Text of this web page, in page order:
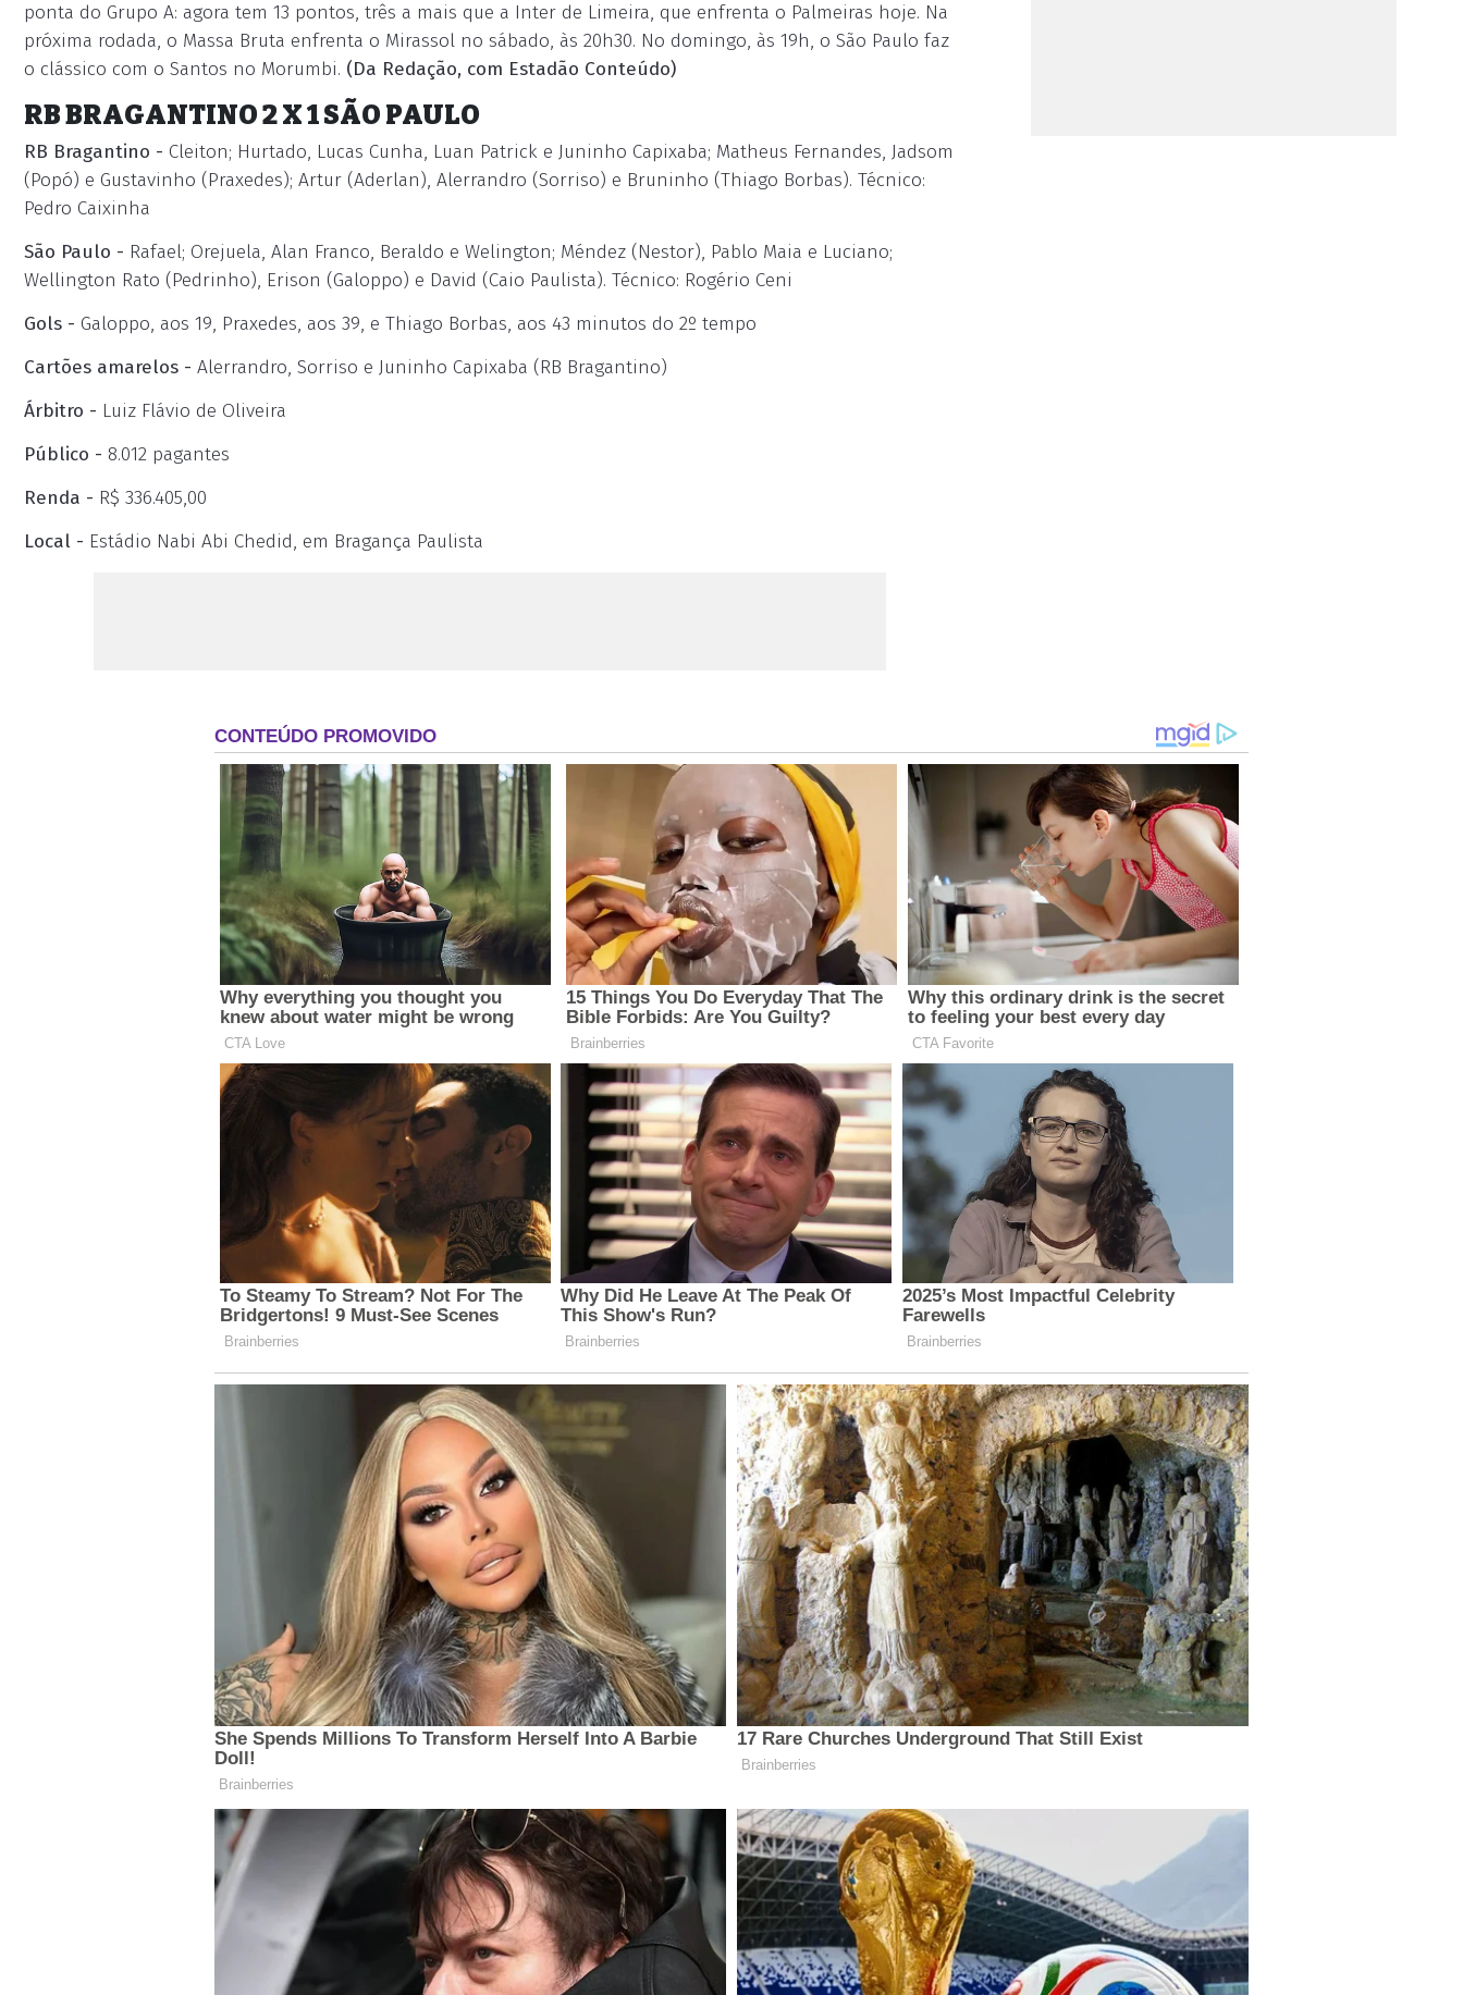
ponta do Grupo A: agora tem 13 pontos, três a mais que a Inter de Limeira, que enfrenta o Palmeiras hoje. Na
próxima rodada, o Massa Bruta enfrenta o Mirassol no sábado, às 20h30. No domingo, às 19h, o São Paulo faz
o clássico com o Santos no Morumbi. (Da Redação, com Estadão Conteúdo)
RB BRAGANTINO 2 X 1 SÃO PAULO
RB Bragantino - Cleiton; Hurtado, Lucas Cunha, Luan Patrick e Juninho Capixaba; Matheus Fernandes, Jadsom
(Popó) e Gustavinho (Praxedes); Artur (Aderlan), Alerrandro (Sorriso) e Bruninho (Thiago Borbas). Técnico:
Pedro Caixinha
São Paulo - Rafael; Orejuela, Alan Franco, Beraldo e Welington; Méndez (Nestor), Pablo Maia e Luciano;
Wellington Rato (Pedrinho), Erison (Galoppo) e David (Caio Paulista). Técnico: Rogério Ceni
Gols - Galoppo, aos 19, Praxedes, aos 39, e Thiago Borbas, aos 43 minutos do 2º tempo
Cartões amarelos - Alerrandro, Sorriso e Juninho Capixaba (RB Bragantino)
Árbitro - Luiz Flávio de Oliveira
Público - 8.012 pagantes
Renda - R$ 336.405,00
Local - Estádio Nabi Abi Chedid, em Bragança Paulista